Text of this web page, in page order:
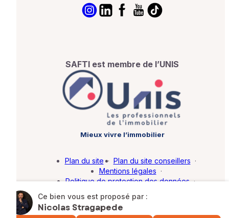
Ce bien vous est proposé par :
Nicolas Stragapede
SAFTI est membre de l’UNIS
Mieux vivre l’immobilier
© SAFTI 2026. Tous droits réservés.
Plan du site · Plan du site conseillers ·
Mentions légales ·
Politique de protection des données ·